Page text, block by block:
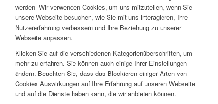
werden. Wir verwenden Cookies, um uns mitzuteilen, wenn Sie
unsere Webseite besuchen, wie Sie mit uns interagieren, Ihre
Nutzererfahrung verbessern und Ihre Beziehung zu unserer
Webseite anpassen.
Klicken Sie auf die verschiedenen Kategorienüberschriften, um
mehr zu erfahren. Sie können auch einige Ihrer Einstellungen
ändern. Beachten Sie, dass das Blockieren einiger Arten von
Cookies Auswirkungen auf Ihre Erfahrung auf unseren Webseite
und auf die Dienste haben kann, die wir anbieten können.